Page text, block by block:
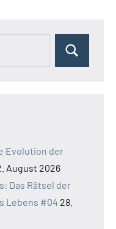
Suchen
Evolution der
August 2026
Das Rätsel der
Lebens #04 28.